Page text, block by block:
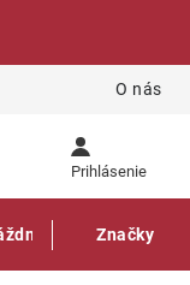
O nás
Prihlásenie
Gastro
Značky